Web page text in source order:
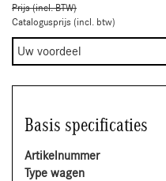
Prijs (incl. BTW)
Catalogusprijs (incl. btw)
Uw voordeel
Basis specificaties
Artikelnummer
Type wagen